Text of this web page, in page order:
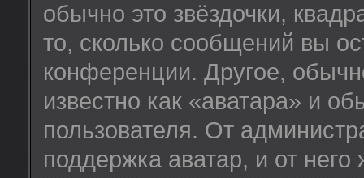
обычно это звёздочки,
то, сколько сообщений вы
конференции. Другое,
известно как «аватара» и
пользователя. От
поддержка аватар, и от него